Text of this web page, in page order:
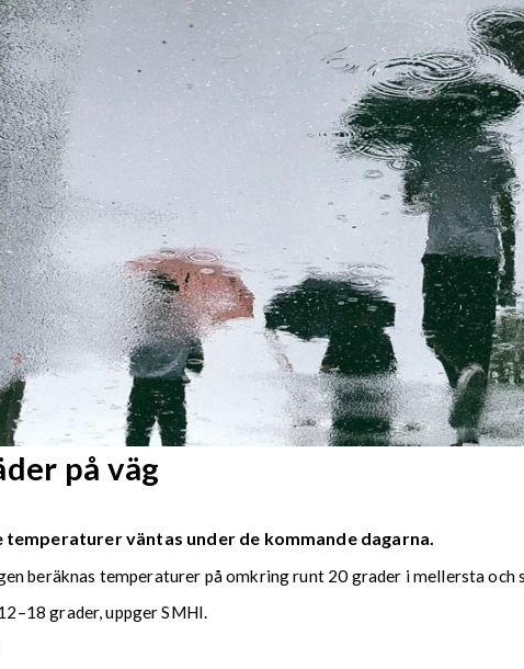
på väg
temperaturer väntas under de kommande dagarna.
beräknas temperaturer på omkring runt 20 grader i mellersta och
grader, uppger SMHI.